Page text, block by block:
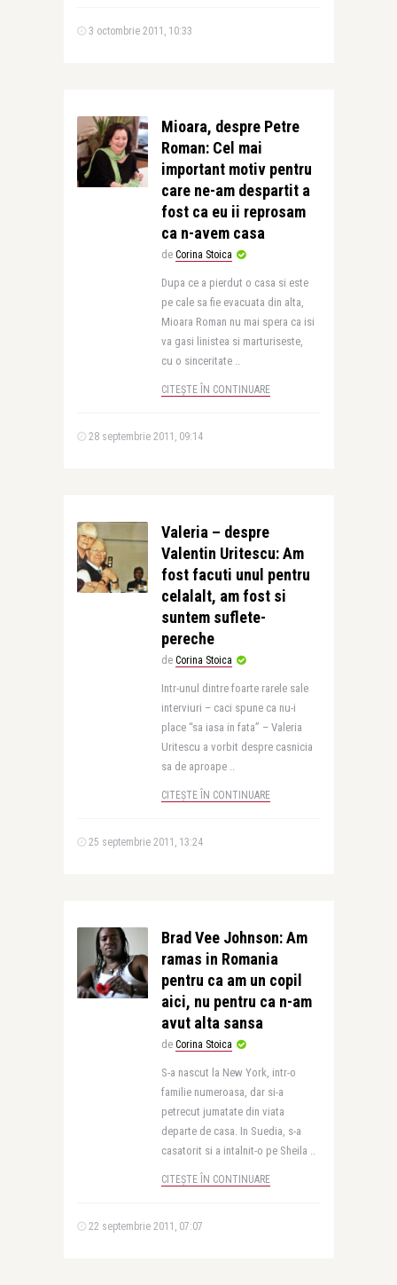
3 octombrie 2011, 10:33
Mioara, despre Petre
Roman: Cel mai
important motiv pentru
care ne-am despartit a
fost ca eu ii reprosam
ca n-avem casa
de Corina Stoica
Dupa ce a pierdut o casa si este
pe cale sa fie evacuata din alta,
Mioara Roman nu mai spera ca isi
va gasi linistea si marturiseste,
cu o sinceritate ..
CITEȘTE ÎN CONTINUARE
28 septembrie 2011, 09:14
Valeria – despre
Valentin Uritescu: Am
fost facuti unul pentru
celalalt, am fost si
suntem suflete-
pereche
de Corina Stoica
Intr-unul dintre foarte rarele sale
interviuri – caci spune ca nu-i
place “sa iasa in fata” – Valeria
Uritescu a vorbit despre casnicia
sa de aproape ..
CITEȘTE ÎN CONTINUARE
25 septembrie 2011, 13:24
Brad Vee Johnson: Am
ramas in Romania
pentru ca am un copil
aici, nu pentru ca n-am
avut alta sansa
de Corina Stoica
S-a nascut la New York, intr-o
familie numeroasa, dar si-a
petrecut jumatate din viata
departe de casa. In Suedia, s-a
casatorit si a intalnit-o pe Sheila ..
CITEȘTE ÎN CONTINUARE
22 septembrie 2011, 07:07